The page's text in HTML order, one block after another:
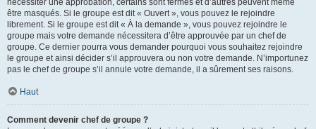
nécessiter une approbation, certains sont fermés et d’autres peuvent même
être masqués. Si le groupe est dit « Ouvert », vous pouvez le rejoindre
librement. Si le groupe est dit « À la demande », vous pouvez rejoindre le
groupe mais votre demande nécessitera d’être approuvée par un chef de
groupe. Ce dernier pourra vous demander pourquoi vous souhaitez rejoindre
le groupe et ainsi décider s’il approuvera ou non votre demande. N’importunez
pas le chef de groupe s’il annule votre demande, il a sûrement ses raisons.
Haut
Comment devenir chef de groupe ?